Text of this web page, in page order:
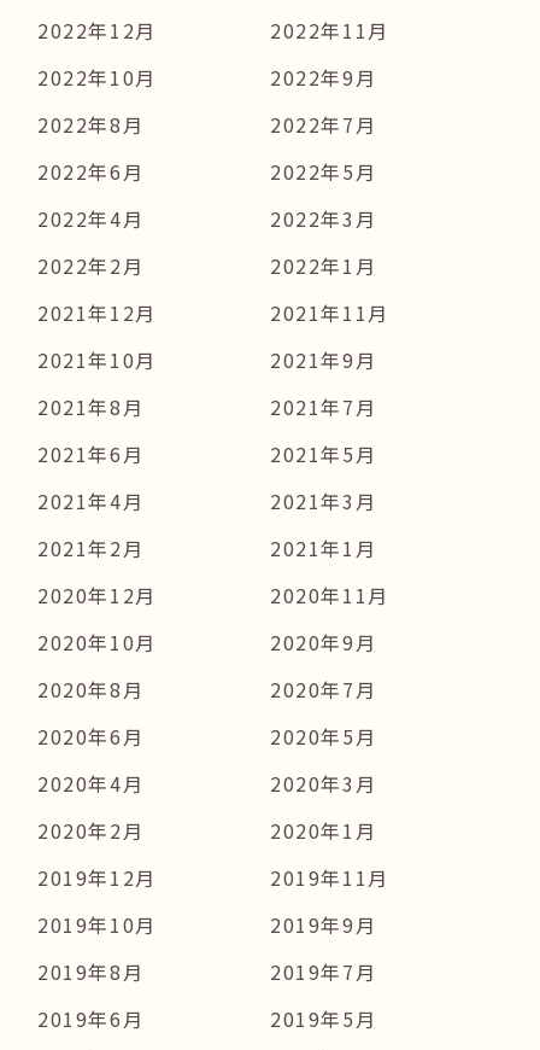
2022年12月
2022年11月
2022年10月
2022年9月
2022年8月
2022年7月
2022年6月
2022年5月
2022年4月
2022年3月
2022年2月
2022年1月
2021年12月
2021年11月
2021年10月
2021年9月
2021年8月
2021年7月
2021年6月
2021年5月
2021年4月
2021年3月
2021年2月
2021年1月
2020年12月
2020年11月
2020年10月
2020年9月
2020年8月
2020年7月
2020年6月
2020年5月
2020年4月
2020年3月
2020年2月
2020年1月
2019年12月
2019年11月
2019年10月
2019年9月
2019年8月
2019年7月
2019年6月
2019年5月